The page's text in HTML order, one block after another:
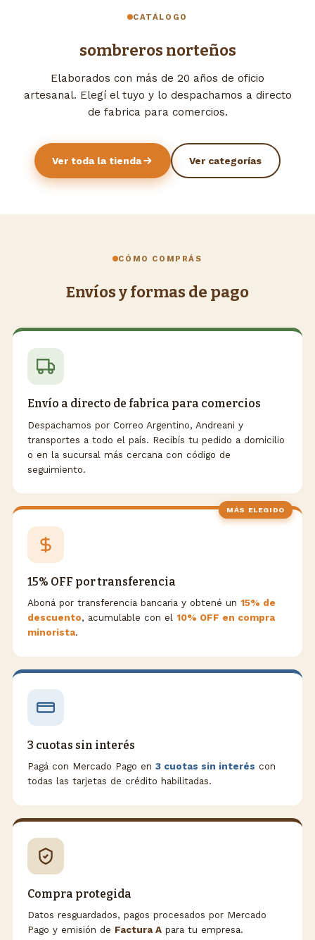
CATÁLOGO
sombreros norteños
Elaborados con más de 20 años de oficio
artesanal. Elegí el tuyo y lo despachamos a directo
de fabrica para comercios.
Ver toda la tienda Ver categorías
CÓMO COMPRÁS
Envíos y formas de pago
Envío a directo de fabrica para comercios
Despachamos por Correo Argentino, Andreani y
transportes a todo el país. Recibís tu pedido a domicilio
o en la sucursal más cercana con código de
seguimiento.
MÁS ELEGIDO
15% OFF por transferencia
Aboná por transferencia bancaria y obtené un 15% de
descuento, acumulable con el 10% OFF en compra
minorista.
3 cuotas sin interés
Pagá con Mercado Pago en 3 cuotas sin interés con
todas las tarjetas de crédito habilitadas.
Compra protegida
Datos resguardados, pagos procesados por Mercado
Pago y emisión de Factura Apara tu empresa.